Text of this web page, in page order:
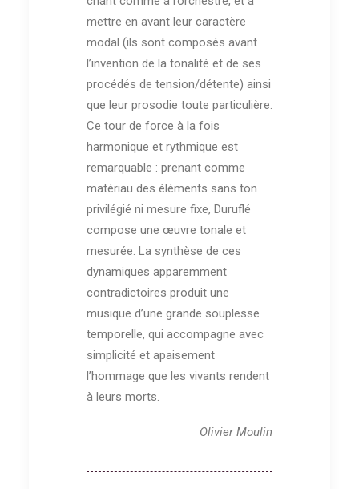
mettre en avant leur caractère
modal (ils sont composés avant
l’invention de la tonalité et de ses
procédés de tension/détente) ainsi
que leur prosodie toute particulière.
Ce tour de force à la fois
harmonique et rythmique est
remarquable : prenant comme
matériau des éléments sans ton
privilégié ni mesure fixe, Duruflé
compose une œuvre tonale et
mesurée. La synthèse de ces
dynamiques apparemment
contradictoires produit une
musique d’une grande souplesse
temporelle, qui accompagne avec
simplicité et apaisement
l’hommage que les vivants rendent
à leurs morts.
Olivier Moulin